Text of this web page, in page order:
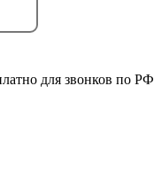
для звонков по РФ